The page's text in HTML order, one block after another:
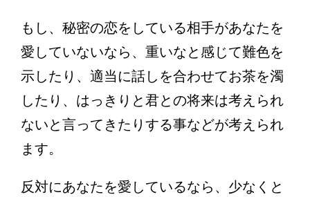
もし、秘密の恋をしている相手があなたを
愛していないなら、重いなと感じて難色を
示したり、適当に話しを合わせてお茶を濁
したり、はっきりと君との将来は考えられ
ないと言ってきたりする事などが考えられ
ます。
反対にあなたを愛しているなら、少なくと